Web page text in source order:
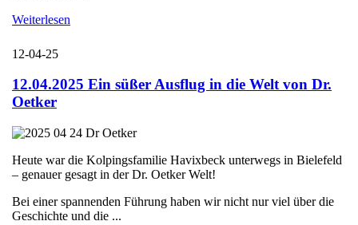
Weiterlesen
12-04-25
12.04.2025 Ein süßer Ausflug in die Welt von Dr.
Oetker
Heute war die Kolpingsfamilie Havixbeck unterwegs in Bielefeld
– genauer gesagt in der Dr. Oetker Welt!
Bei einer spannenden Führung haben wir nicht nur viel über die
Geschichte und die ...